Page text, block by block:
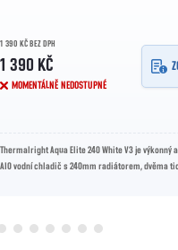
1 390 KČ BEZ DPH
1 390 KČ
MOMENTÁLNĚ NEDOSTUPNÉ
Thermalright Aqua Elite 240 White V3 je výkonný
AIO vodní chladič s 240mm radiátorem, dvěma